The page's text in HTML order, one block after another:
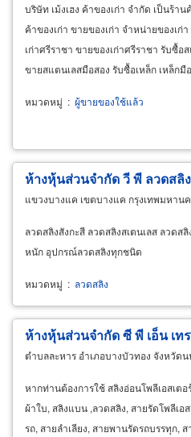
บริษัท เม้งเฮง ค้าของเก่า จำกัด เป็นร้าน
ค้าของเก่า ขายของเก่า จำหน่ายของเก่
เก่าศรีราชา ขายของเก่าศรีราชา รับซื้
ขายสแตนเลสมือสอง รับซื้อเหล็ก เหล็กมื
หมวดหมู่ : ผู้ขายของใช้แล้ว
ห้างหุ้นส่วนจำกัด วี พี ลวดสลิง
แขวงบางแค เขตบางแค กรุงเทพมหาน
ลวดสลิงสังกะสี ลวดสลิงสเตนเลส ลวด
หนัก อุปกรณ์ลวดสลิงทุกชนิด
หมวดหมู่ : ลวดสลิง
ห้างหุ้นส่วนจำกัด ซี พี เอ็น เท
ตำบลละหาร อำเภอบางบัวทอง จังหวัด
หากท่านต้องการใช้ สลิงอ่อนโพลีเอสเตอ
ผ้าใบ, สลิงแบน ,ลวดสลิง, สายรัดโพลีเอ
รถ, สายลำเลียง, สายพานรัดรถบรรทุก,